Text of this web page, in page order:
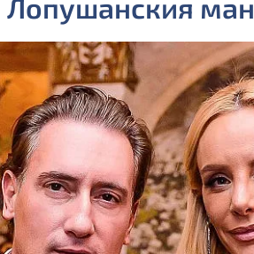
Лопушанския